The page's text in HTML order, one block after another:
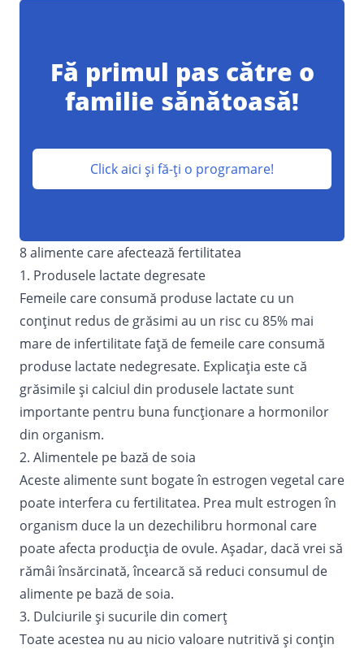
Fă primul pas către o
familie sănătoasă!
Click aici și fă-ți o programare!
8 alimente care afectează fertilitatea
1. Produsele lactate degresate
Femeile care consumă produse lactate cu un
conţinut redus de grăsimi au un risc cu 85% mai
mare de infertilitate faţă de femeile care consumă
produse lactate nedegresate. Explicaţia este că
grăsimile şi calciul din produsele lactate sunt
importante pentru buna funcţionare a hormonilor
din organism.
2. Alimentele pe bază de soia
Aceste alimente sunt bogate în estrogen vegetal care
poate interfera cu fertilitatea. Prea mult estrogen în
organism duce la un dezechilibru hormonal care
poate afecta producţia de ovule. Aşadar, dacă vrei să
rămâi însărcinată, încearcă să reduci consumul de
alimente pe bază de soia.
3. Dulciurile şi sucurile din comerţ
Toate acestea nu au nicio valoare nutritivă şi conţin